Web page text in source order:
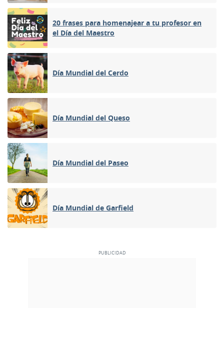
20 frases para homenajear a tu profesor en
el Día del Maestro
Día Mundial del Cerdo
Día Mundial del Queso
Día Mundial del Paseo
Día Mundial de Garfield